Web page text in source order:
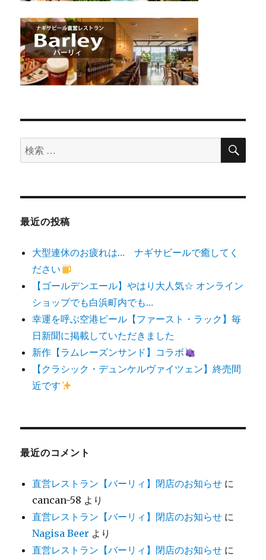
検
索
象:
検
最近の投稿
大型連休のお疲れは… ナギサビールで癒してく
ださい
【ゴールデンエール】やはり大人気☆ オンライン
ショップでも白浜町内でも…
幸運を呼ぶ空港ビール【ファースト・ラック】毎
日新聞に掲載していただきました
新作【ラムレーズンサンド】コラボ
【クラシック・デュンケルヴァイツェン】終売間
近です
最近のコメント
直営レストラン【バーリィ】閉店のお知らせ に
cancan-58 より
直営レストラン【バーリィ】閉店のお知らせ に
Nagisa Beer より
直営レストラン【バーリィ】閉店のお知らせ に